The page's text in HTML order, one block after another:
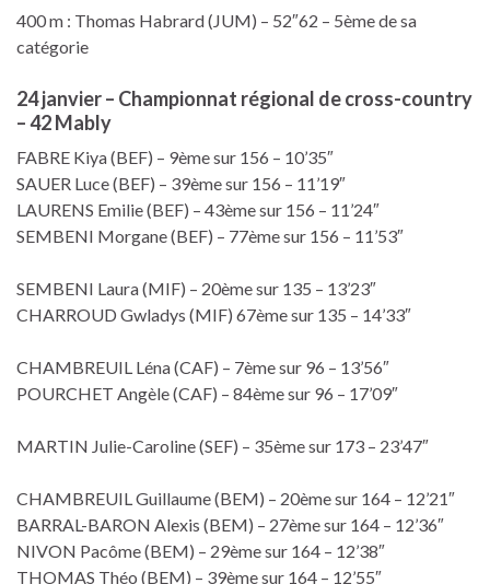
400 m : Thomas Habrard (JUM) – 52″62 – 5ème de sa
catégorie
24 janvier – Championnat régional de cross-country
– 42 Mably
FABRE Kiya (BEF) – 9ème sur 156 – 10’35″
SAUER Luce (BEF) – 39ème sur 156 – 11’19″
LAURENS Emilie (BEF) – 43ème sur 156 – 11’24″
SEMBENI Morgane (BEF) – 77ème sur 156 – 11’53″
SEMBENI Laura (MIF) – 20ème sur 135 – 13’23″
CHARROUD Gwladys (MIF) 67ème sur 135 – 14’33″
CHAMBREUIL Léna (CAF) – 7ème sur 96 – 13’56″
POURCHET Angèle (CAF) – 84ème sur 96 – 17’09″
MARTIN Julie-Caroline (SEF) – 35ème sur 173 – 23’47″
CHAMBREUIL Guillaume (BEM) – 20ème sur 164 – 12’21″
BARRAL-BARON Alexis (BEM) – 27ème sur 164 – 12’36″
NIVON Pacôme (BEM) – 29ème sur 164 – 12’38″
THOMAS Théo (BEM) – 39ème sur 164 – 12’55″